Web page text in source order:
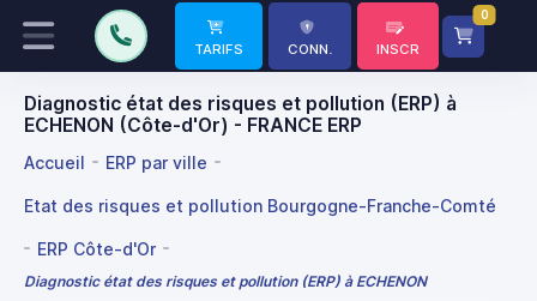
TARIFS CONN. INSCR
0
Diagnostic état des risques et pollution (ERP) à
ECHENON (Côte-d'Or) - FRANCE ERP
Accueil ERP par ville
Etat des risques et pollution Bourgogne-Franche-Comté
ERP Côte-d'Or
Diagnostic état des risques et pollution (ERP) à ECHENON